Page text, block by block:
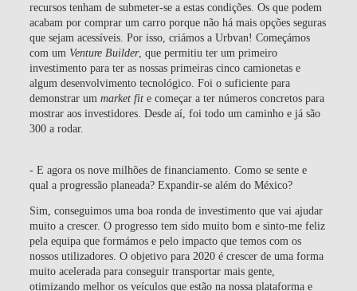
recursos tenham de submeter-se a estas condições. Os que podem
acabam por comprar um carro porque não há mais opções seguras
que sejam acessíveis. Por isso, criámos a Urbvan! Começámos
com umVenture Builder, que permitiu ter um primeiro
investimento para ter as nossas primeiras cinco camionetas e
algum desenvolvimento tecnológico. Foi o suficiente para
demonstrar um market fite começar a ter números concretos para
mostrar aos investidores. Desde aí, foi todo um caminho e já são
300 a rodar.
- E agora os nove milhões de financiamento. Como se sente e
qual a progressão planeada? Expandir-se além do México?
Sim, conseguimos uma boa ronda de investimento que vai ajudar
muito a crescer. O progresso tem sido muito bom e sinto-me feliz
pela equipa que formámos e pelo impacto que temos com os
nossos utilizadores. O objetivo para 2020 é crescer de uma forma
muito acelerada para conseguir transportar mais gente,
otimizando melhor os veículos que estão na nossa plataforma e